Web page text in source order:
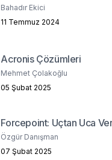
Bahadır Ekici
11 Temmuz 2024
Acronis Çözümleri
Mehmet Çolakoğlu
05 Şubat 2025
Forcepoint: Uçtan Uca
Özgür Danışman
07 Şubat 2025